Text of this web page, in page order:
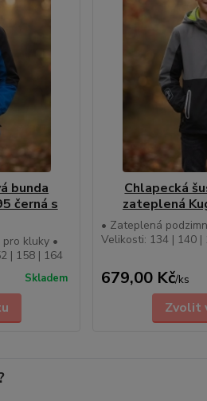
bunda
černá s
kluky •
| 158 | 164
Skladem
Chlapecká
zateplená
• Zateplená
Velikosti: 134 | 140
679,00 Kč/ks
Zvolit